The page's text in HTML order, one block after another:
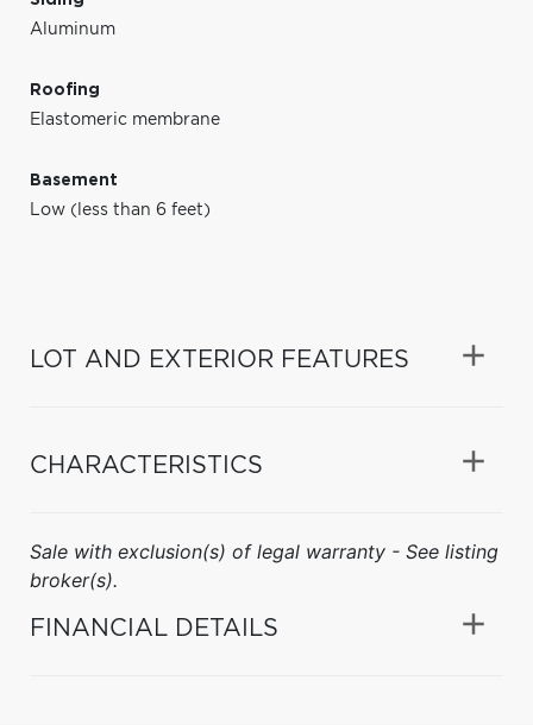
Aluminum
Roofing
Elastomeric membrane
Basement
Low (less than 6 feet)
LOT AND EXTERIOR FEATURES
CHARACTERISTICS
Sale with exclusion(s) of legal warranty - See listing
broker(s).
FINANCIAL DETAILS